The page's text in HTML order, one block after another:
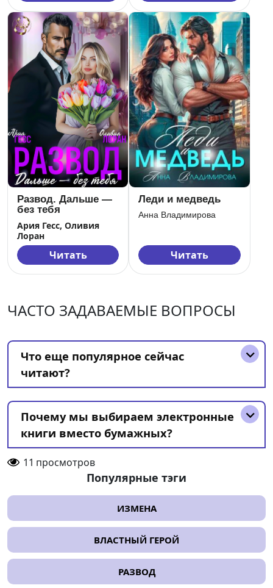
Развод. Дальше —
без тебя
Ария Гесс, Оливия
Лоран
Читать
Леди и медведь
Анна Владимирова
Читать
ЧАСТО ЗАДАВАЕМЫЕ ВОПРОСЫ
Что еще популярное сейчас
читают?
Почему мы выбираем электронные
книги вместо бумажных?
11 просмотров
Популярные тэги
ИЗМЕНА
ВЛАСТНЫЙ ГЕРОЙ
РАЗВОД